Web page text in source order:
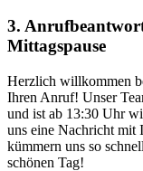
3.
Mittagspause
Herzlich willkommen
Ihren Anruf! Unser
und ist ab 13:30 Uhr
uns eine Nachricht mit
kümmern uns so
schönen Tag!